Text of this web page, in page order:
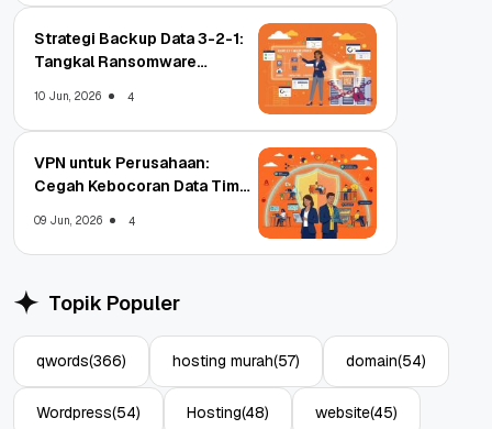
Strategi Backup Data 3-2-1:
Tangkal Ransomware
10 Jun, 2026 4
VPN untuk Perusahaan:
Cegah Kebocoran Data Tim
09 Jun, 2026 4
Topik Populer
qwords(366) hosting murah(57) domain(54)
Wordpress(54) Hosting(48) website(45)